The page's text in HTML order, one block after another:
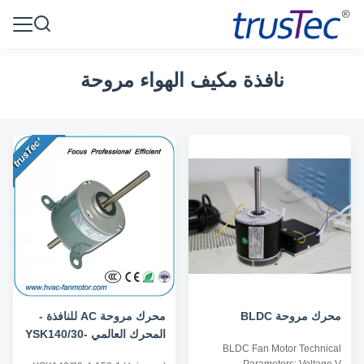
نافذة مكيف الهواء مروحة
محرك مروحة BLDC
BLDC Fan Motor Technical
محرك مروحة AC للنافذة -
المحرك العالمي YSK140/30-